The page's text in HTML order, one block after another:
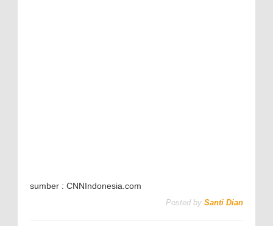
sumber : CNNIndonesia.com
Posted by Santi Dian